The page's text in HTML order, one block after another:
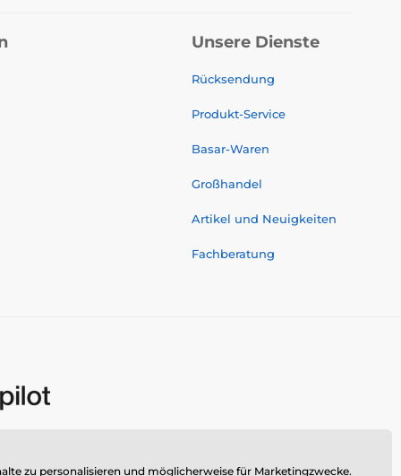
Unsere Dienste
Rücksendung
Produkt-Service
Basar-Waren
Großhandel
Artikel und Neuigkeiten
Fachberatung
zu personalisieren und möglicherweise für Marketingzwecke.